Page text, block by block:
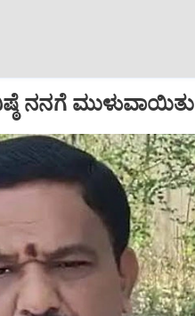
ನನಗೆ ಮುಳುವಾಯಿತು